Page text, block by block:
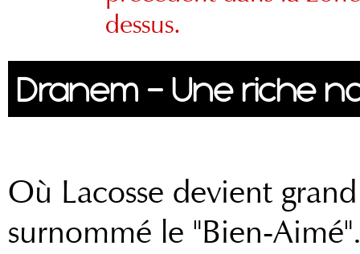
dessus.
Dranem - Une riche
Où Lacosse devient
surnommé le "Bien-